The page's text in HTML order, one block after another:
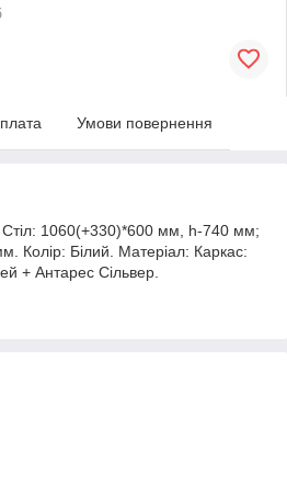
Умови повернення
Стіл: 1060(+330)*600 мм, h-740 мм;
Колір: Білий. Матеріал: Каркас:
+ Антарес Сільвер.